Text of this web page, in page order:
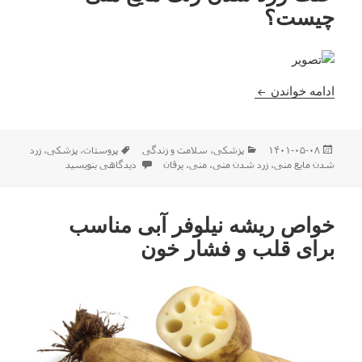
چیست؟
ادامه خواندن علت زرد شدن رنگ مایع منی چیست؟
ارسال
شده
۱۴۰۱-۰۵-۰۸ دسته‌ها
پزشکی، سلامت و زندگی برچسب‌ها
پروستات،پزشکی،زرد
شدن مایع منی،زرد شدن منی،منی،یرقان برای علت زرد شدن رنگ مایع
دیدگاهی بنویسید
خواص ریشه نیلوفر آبی مناسب
برای قلب و فشار خون